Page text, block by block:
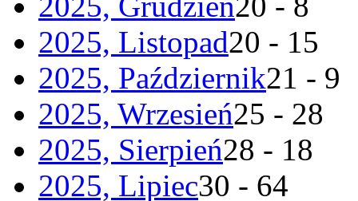
2025, Listopad20 - 15
2025, Październik21 - 9
2025, Wrzesień25 - 28
2025, Sierpień28 - 18
2025, Lipiec30 - 64